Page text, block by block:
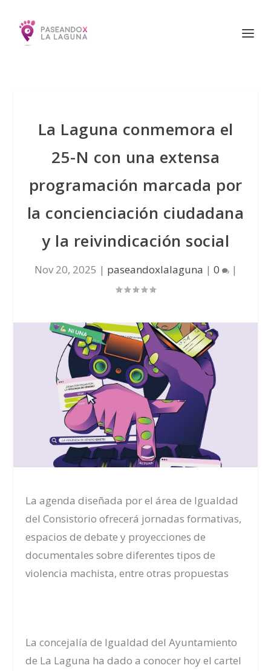
La Laguna conmemora el
25-N con una extensa
programación marcada por
la concienciación ciudadana
y la reivindicación social
Nov 20, 2025 | paseandoxlalaguna | 0 |
La agenda diseñada por el área de Igualdad
del Consistorio ofrecerá jornadas formativas,
espacios de debate y proyecciones de
documentales sobre diferentes tipos de
violencia machista, entre otras propuestas
La concejalía de Igualdad del Ayuntamiento
de La Laguna ha dado a conocer hoy el cartel